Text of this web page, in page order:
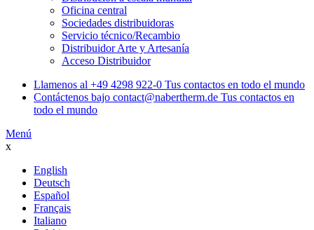
Oficina central
Sociedades distribuidoras
Servicio técnico/Recambio
Distribuidor Arte y Artesanía
Acceso Distribuidor
Llamenos al +49 4298 922-0 Tus contactos en todo el mundo
Contáctenos bajo contact@nabertherm.de Tus contactos en
todo el mundo
Menú
x
English
Deutsch
Español
Français
Italiano